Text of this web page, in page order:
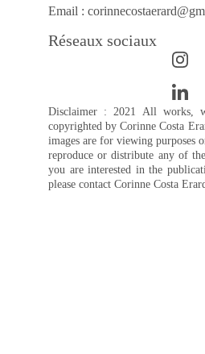
Email :
Réseaux sociaux
Disclaimer : 2021 All works,
copyrighted by Corinne Costa
images are for viewing purposes
reproduce or distribute any of
you are interested in the
please contact Corinne Costa